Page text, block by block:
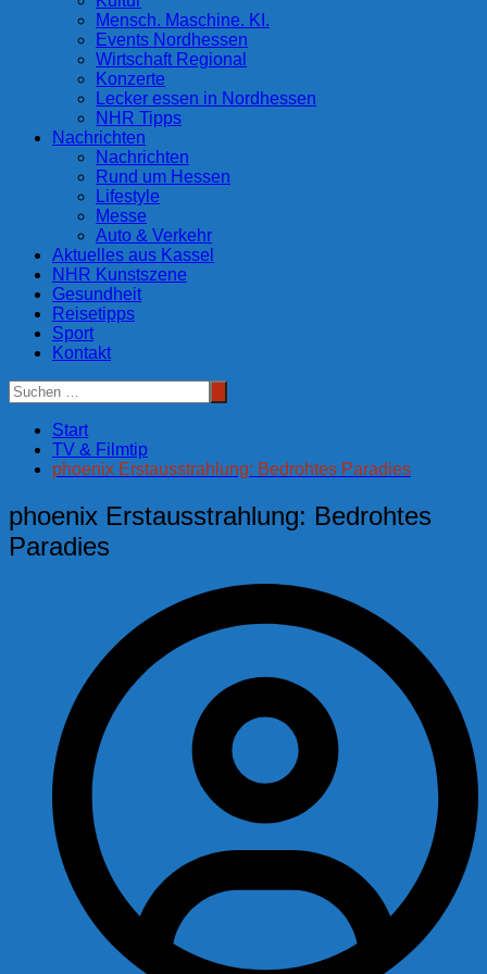
Mensch. Maschine. KI.
Events Nordhessen
Wirtschaft Regional
Konzerte
Lecker essen in Nordhessen
NHR Tipps
Nachrichten
Nachrichten
Rund um Hessen
Lifestyle
Messe
Auto & Verkehr
Aktuelles aus Kassel
NHR Kunstszene
Gesundheit
Reisetipps
Sport
Kontakt
Start
TV & Filmtip
phoenix Erstausstrahlung: Bedrohtes Paradies
phoenix Erstausstrahlung: Bedrohtes
Paradies